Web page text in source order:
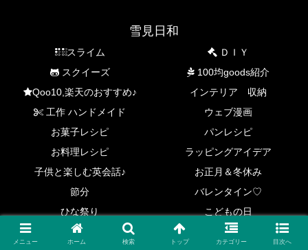
雪見日和
スライム
ＤＩＹ
スクイーズ
100均goods紹介
Qoo10,楽天のおすすめ♪
インテリア 収納
工作 ハンドメイド
ウェブ漫画
お菓子レシピ
パンレシピ
お料理レシピ
ラッピングアイデア
子供と楽しむ英会話♪
お正月＆冬休み
節分
バレンタイン♡
ひな祭り
こどもの日
イースター♪
夏休みの工作&自由研究♪
メニュー ホーム 検索 トップ カテゴリー 目次へ